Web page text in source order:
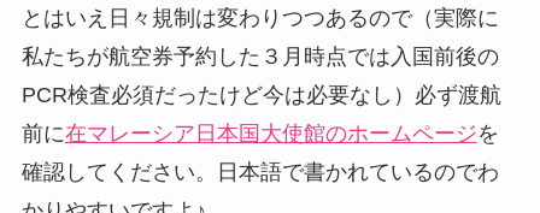
とはいえ日々規制は変わりつつあるので（実際に
私たちが航空券予約した３月時点では入国前後の
PCR検査必須だったけど今は必要なし）必ず渡航
前に在マレーシア日本国大使館のホームページを
確認してください。日本語で書かれているのでわ